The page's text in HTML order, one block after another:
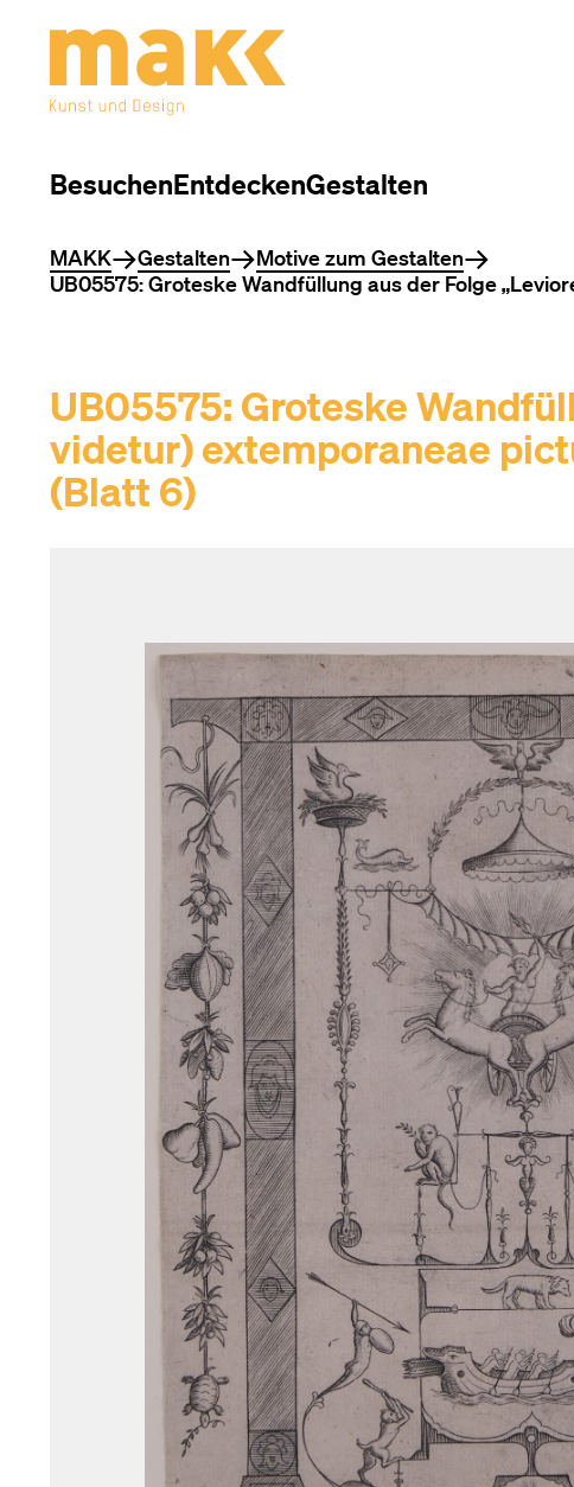
BesuchenEntdeckenGestalten
Sie befinden sich hier
MAKK Gestalten
Motive zum Gestalten
UB05575: Groteske Wandfüllung aus der Folge
UB05575: Groteske
videtur) extemporaneae
(Blatt 6)